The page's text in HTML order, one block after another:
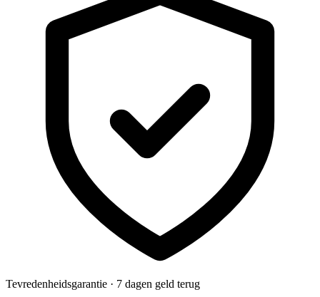
Tevredenheidsgarantie · 7 dagen geld terug